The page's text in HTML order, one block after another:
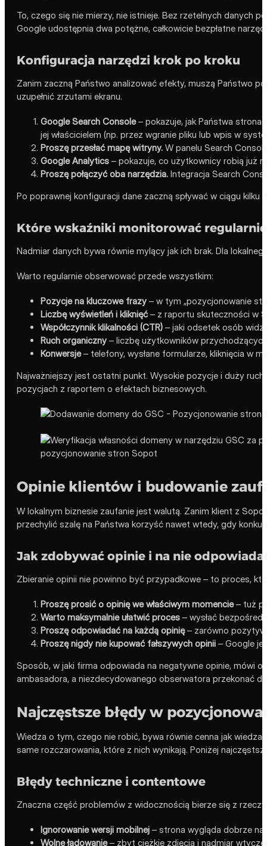
To, czego się nie mierzy, nie istnieje. Bez rzetelnych danych
Google udostępnia dwa potężne, całkowicie bezpłatne
Konfiguracja narzędzi krok po kroku
Zanim zaczną Państwo analizować efekty, muszą Państwo
uzupełnić zrzutami ekranu.
Google Search Console– pokazuje, jak Państwa strona
jej właścicielem (np. przez wgranie pliku lub wpis w
Proszę przesłać mapę witryny. W panelu Search
Google Analytics – pokazuje, co użytkownicy robią już
Proszę połączyć oba narzędzia. Integracja Search
Po poprawnej konfiguracji dane zaczną spływać w ciągu
Które wskaźniki monitorować regularnie
Nadmiar danych bywa równie mylący jak ich brak. Dla
Warto regularnie obserwować przede wszystkim:
Pozycje na kluczowe frazy – w tym „pozycjonowanie
Liczbę wyświetleń i kliknięć– z raportu skuteczności w
Współczynnik klikalności (CTR) – jaki odsetek osób
Ruch organiczny – liczbę użytkowników
Konwersje– telefony, wysłane formularze, kliknięcia w
Najważniejszy jest ostatni punkt. Wysokie pozycje i duży
pozycjach z raportem o efektach biznesowych.
Opinie klientów i budowanie
W lokalnym biznesie zaufanie jest walutą. Zanim klient z
przechylić szalę na Państwa korzyść nawet wtedy, gdy
Jak zdobywać opinie i na nie
Zbieranie opinii nie powinno być przypadkowe – to proces,
Proszę prosić o opinię we właściwym momencie– tuż
Warto maksymalnie ułatwić proces – wysłać
Proszę odpowiadać na każdą opinię– zarówno
Proszę nigdy nie kupować fałszywych opinii – Google je
Sposób, w jaki firma odpowiada na negatywne opinie, mówi
ambasadora, a niezdecydowanego obserwatora przekonać
Najczęstsze błędy w
Wiedza o tym, czego nie robić, bywa równie cenna jak
same rozczarowania, które z nich wynikają. Poniżej
Błędy techniczne i contentowe
Znaczna część problemów z widocznością bierze się z
Ignorowanie wersji mobilnej – strona wygląda dobrze
Wolne ładowanie– zbyt ciężkie zdjęcia i nadmiar